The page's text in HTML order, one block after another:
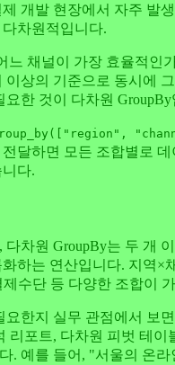
개발 현장에서 자주 발
차원적입니다.
느 채널이 가장 효율적인
이상의 기준으로 동시에
요한 것이 다차원 GroupBy
달하면 모든 조합별로
다.
다차원 GroupBy는 두 개
하는 연산입니다. 지역×
수단 등 다양한 조합이
요한지 실무 관점에서 보
리포트, 다차원 피벗 테이
. 예를 들어, "서울의 온라